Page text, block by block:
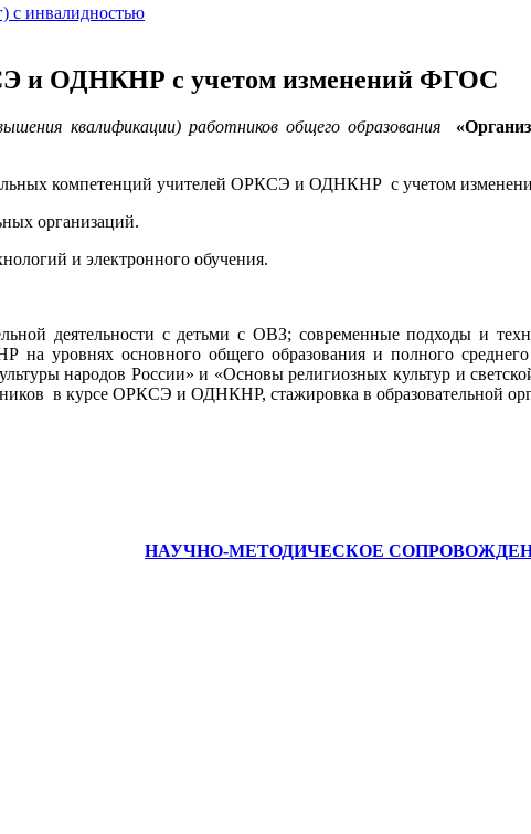
с инвалидностью
и ОДНКНР с учетом изменений ФГОС
квалификации) работников общего образования
компетенций учителей ОРКСЭ и ОДНКНР с учетом
организаций.
и электронного обучения.
деятельности с детьми с ОВЗ; современные подходы и
уровнях основного общего образования и полного
народов России» и «Основы религиозных культур и
в курсе ОРКСЭ и ОДНКНР, стажировка в образовательной
НАУЧНО-МЕТОДИЧЕСКОЕ